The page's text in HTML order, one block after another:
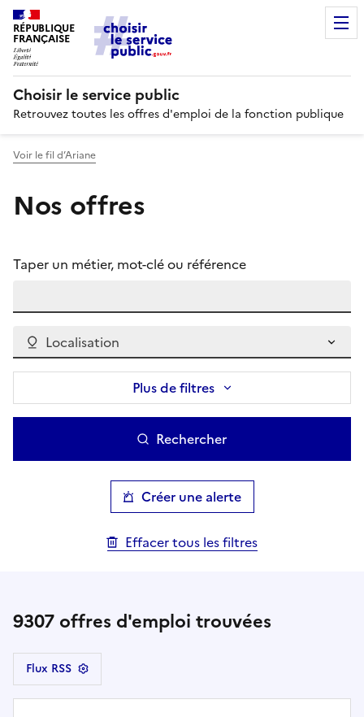
RÉPUBLIQUE
FRANÇAISE
Choisir le service public
Retrouvez toutes les offres d'emploi de la fonction publique
Voir le fil d’Ariane
Nos offres
Taper un métier, mot-clé ou référence
Localisation
Plus de filtres
Rechercher
Créer une alerte
Effacer tous les filtres
9307 offres d'emploi trouvées
Flux RSS